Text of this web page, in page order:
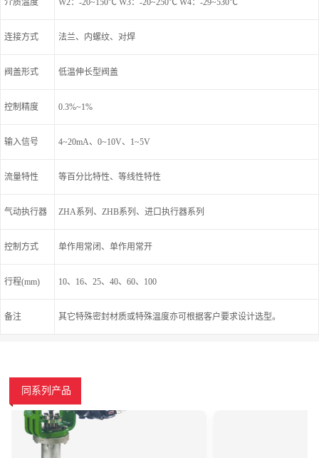
介质温度 W2：-20~150℃ W3：-20~250℃ W4：-29~530℃
连接方式 法兰、内螺纹、对焊
阀盖形式 低温伸长型阀盖
控制精度 0.3%~1%
输入信号 4~20mA、0~10V、1~5V
流量特性 等百分比特性、等线性特性
气动执行器 ZHA系列、ZHB系列、进口执行器系列
控制方式 单作用常闭、单作用常开
行程(mm) 10、16、25、40、60、100
备注 其它特殊密封材质或特殊温度亦可根据客户要求设计选型。
同系列产品